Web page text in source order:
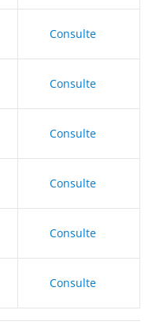
Consulte
Consulte
Consulte
Consulte
Consulte
Consulte